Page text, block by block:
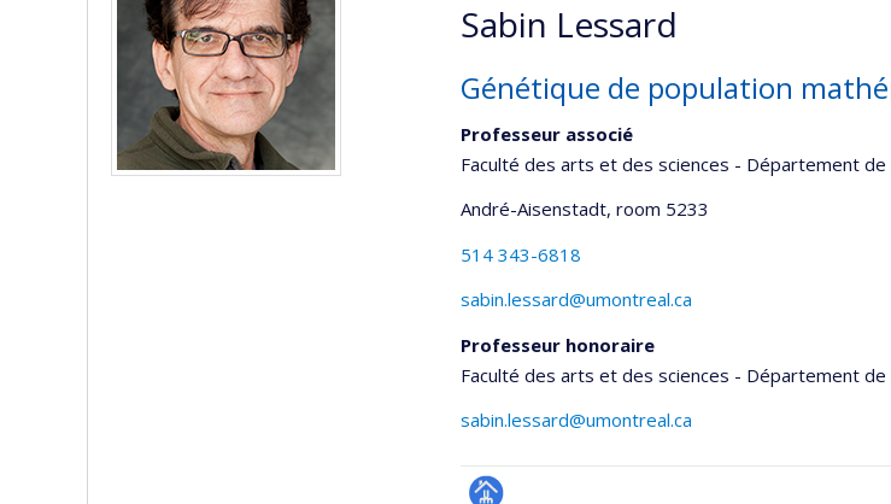
Sabin Lessard
Génétique de population
Professeur associé
Faculté des arts et des sciences - Département
André-Aisenstadt, room 5233
514 343-6818
sabin.lessard@umontreal.ca
Professeur honoraire
Faculté des arts et des sciences - Département
sabin.lessard@umontreal.ca